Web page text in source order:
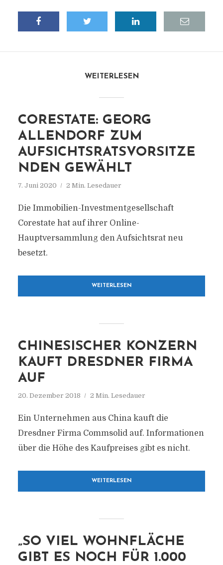
WEITERLESEN
CORESTATE: GEORG
ALLENDORF ZUM
AUFSICHTSRATSVORSITZE
NDEN GEWÄHLT
7. Juni 2020 2 Min. Lesedauer
Die Immobilien-Investmentgesellschaft
Corestate hat auf ihrer Online-
Hauptversammlung den Aufsichtsrat neu
besetzt.
WEITERLESEN
CHINESISCHER KONZERN
KAUFT DRESDNER FIRMA
AUF
20. Dezember 2018 2 Min. Lesedauer
Ein Unternehmen aus China kauft die
Dresdner Firma Commsolid auf. Informationen
über die Höhe des Kaufpreises gibt es nicht.
WEITERLESEN
„SO VIEL WOHNFLÄCHE
GIBT ES NOCH FÜR 1.000